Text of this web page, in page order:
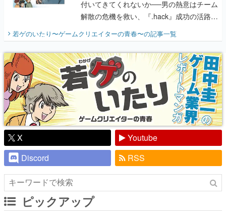
『少年ジャンプ』色だった【若ゲのいた
り】
X
Youtube
Discord
RSS
ピックアップ
電ファミのいま読まれている記事ランキング
アプリセール情報